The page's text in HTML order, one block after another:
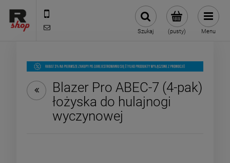
(pusty)
Szukaj Menu
Blazer Pro ABEC-7 (4-pak)
łożyska do hulajnogi
wyczynowej